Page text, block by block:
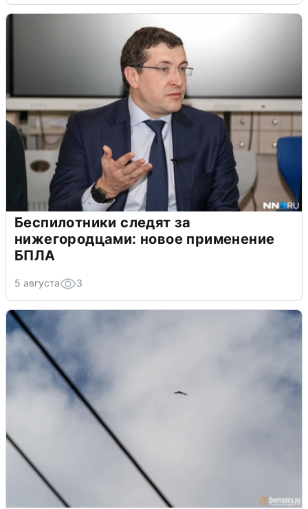
Беспилотники следят за
нижегородцами: новое применение
БПЛА
5 августа 3